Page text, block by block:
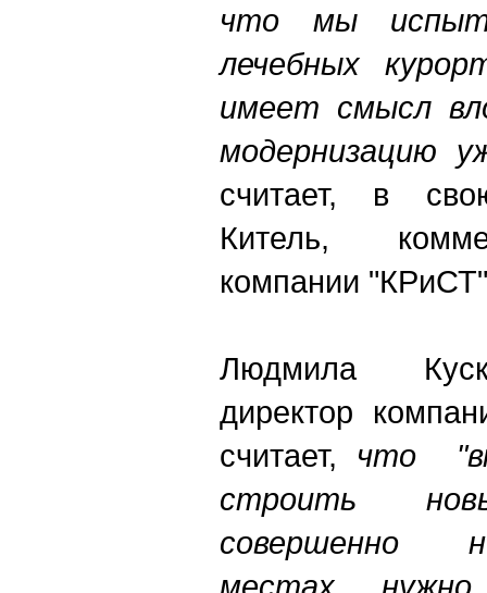
что мы
лечебных
имеет смысл
модернизацию
считает, в
Китель,
компании
Людмила
директор
считает, что
строить
совершенно